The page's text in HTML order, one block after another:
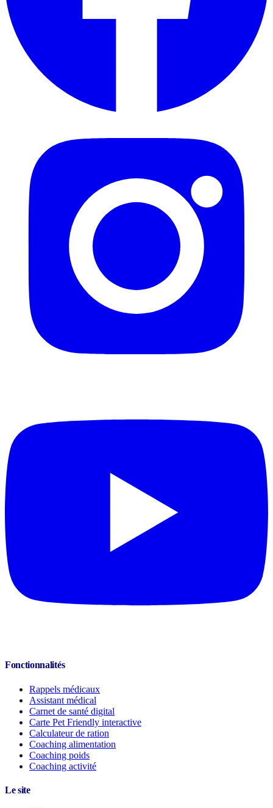
Fonctionnalités
Rappels médicaux
Assistant médical
Carnet de santé digital
Carte Pet Friendly interactive
Calculateur de ration
Coaching alimentation
Coaching poids
Coaching activité
Le site